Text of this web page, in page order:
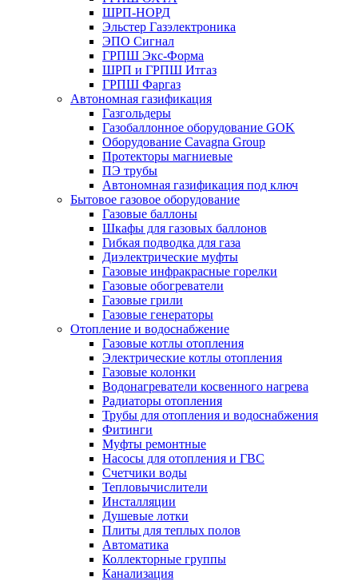
ШРП-НОРД
Эльстер Газэлектроника
ЭПО Сигнал
ГРПШ Экс-Форма
ШРП и ГРПШ Итгаз
ГРПШ Фаргаз
Автономная газификация
Газгольдеры
Газобаллонное оборудование GOK
Оборудование Cavagna Group
Протекторы магниевые
ПЭ трубы
Автономная газификация под ключ
Бытовое газовое оборудование
Газовые баллоны
Шкафы для газовых баллонов
Гибкая подводка для газа
Диэлектрические муфты
Газовые инфракрасные горелки
Газовые обогреватели
Газовые грили
Газовые генераторы
Отопление и водоснабжение
Газовые котлы отопления
Электрические котлы отопления
Газовые колонки
Водонагреватели косвенного нагрева
Радиаторы отопления
Трубы для отопления и водоснабжения
Фитинги
Муфты ремонтные
Насосы для отопления и ГВС
Счетчики воды
Тепловычислители
Инсталляции
Душевые лотки
Плиты для теплых полов
Автоматика
Коллекторные группы
Канализация